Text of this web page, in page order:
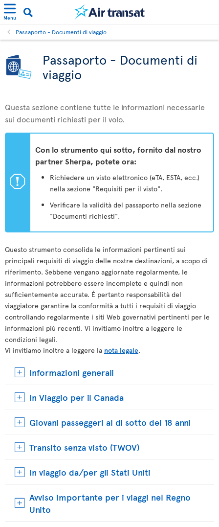
Menu
Passaporto - Documenti di viaggio
Passaporto - Documenti di
viaggio
Questa sezione contiene tutte le informazioni necessarie
sui documenti richiesti per il volo.
ü
Con lo strumento qui sotto, fornito dal nostro
partner Sherpa, potete ora:
Richiedere un visto elettronico (eTA, ESTA, ecc.)
nella sezione "Requisiti per il visto".
Verificare la validità del passaporto nella sezione
"Documenti richiesti".
Questo strumento consolida le informazioni pertinenti sui
principali requisiti di viaggio delle nostre destinazioni, a scopo di
riferimento. Sebbene vengano aggiornate regolarmente, le
informazioni potrebbero essere incomplete e quindi non
sufficientemente accurate. È pertanto responsabilità del
viaggiatore garantire la conformità a tutti i requisiti di viaggio
controllando regolarmente i siti Web governativi pertinenti per le
informazioni più recenti. Vi invitiamo inoltre a leggere le
condizioni legali.
Vi invitiamo inoltre a leggere la nota legale.
Informazioni generali
In Viaggio per il Canada
Giovani passeggeri al di sotto dei 18 anni
Transito senza visto (TWOV)
In viaggio da/per gli Stati Uniti
Avviso importante per i viaggi nel Regno
Unito